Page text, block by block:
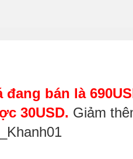
đang bán là
30USD. Giảm